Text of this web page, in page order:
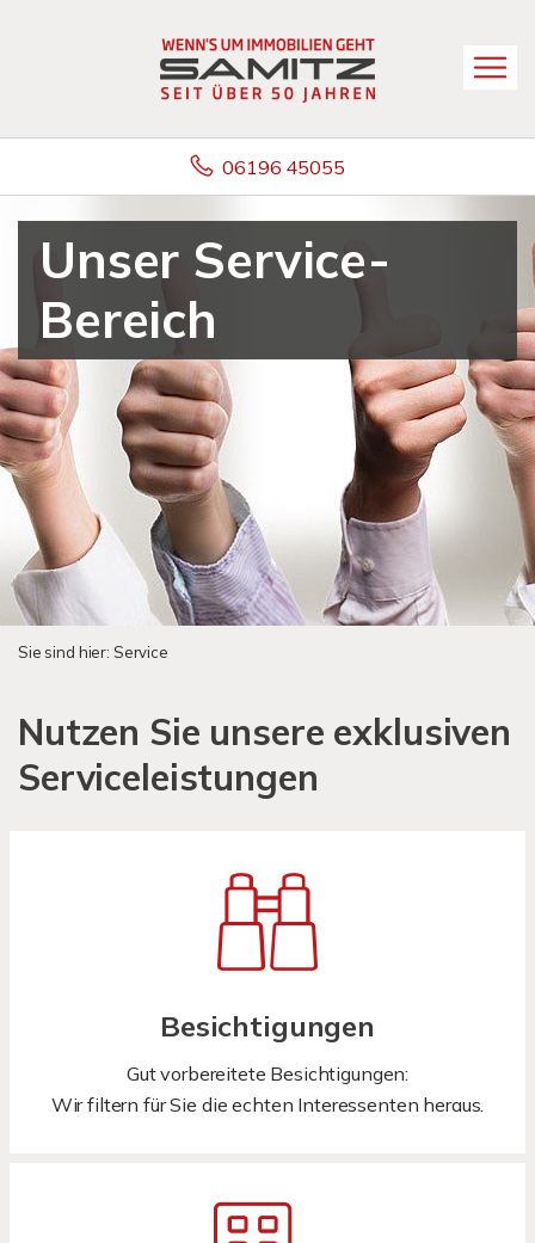
06196 45055
Unser Service-
Bereich
Sie sind hier: Service
Nutzen Sie unsere exklusiven
Serviceleistungen
Besichtigungen
Gut vorbereitete Besichtigungen:
Wir filtern für Sie die echten Interessenten heraus.